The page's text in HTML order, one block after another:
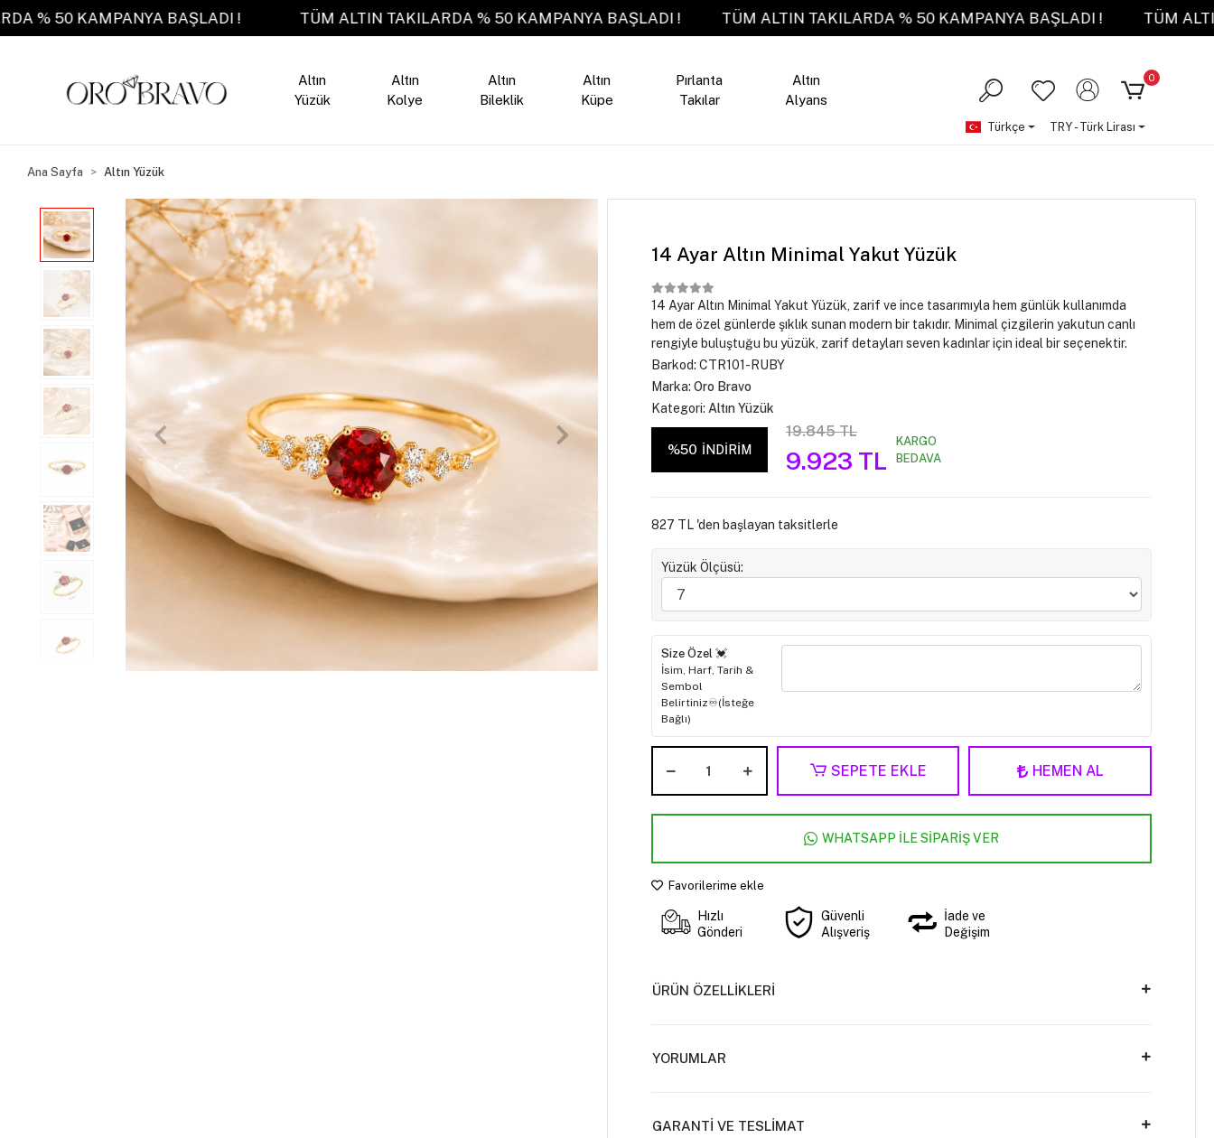
% 50 KAMPANYA BAŞLADI ! TÜM ALTIN TAKILARDA % 50 KAMPANYA BAŞLADI ! TÜM ALTIN TAKILARDA % 50 KAMPANYA BAŞLADI !
Altın
Yüzük
Altın
Kolye
Altın
Bileklik
Altın
Küpe
Pırlanta
Takılar
Altın
Alyans
0
Türkçe TRY - Türk Lirası
Ana Sayfa Altın Yüzük
14 Ayar Altın Minimal Yakut Yüzük
14 Ayar Altın Minimal Yakut Yüzük, zarif ve ince tasarımıyla hem günlük kullanımda
hem de özel günlerde şıklık sunan modern bir takıdır. Minimal çizgilerin yakutun canlı
rengiyle buluştuğu bu yüzük, zarif detayları seven kadınlar için ideal bir seçenektir.
Barkod: CTR101-RUBY
Marka: Oro Bravo
Kategori: Altın Yüzük
%50 İNDİRİM
19.845 TL
9.923 TL
KARGO
BEDAVA
827 TL 'den başlayan taksitlerle
Yüzük Ölçüsü:
Size Özel 💓
İsim, Harf, Tarih &
Sembol
Belirtiniz♾️(İsteğe
Bağlı)
SEPETE EKLE HEMEN AL
WHATSAPP İLE SİPARİŞ VER
Favorilerime ekle
Hızlı
Gönderi
Güvenli
Alışveriş
İade ve
Değişim
ÜRÜN ÖZELLİKLERİ
YORUMLAR
GARANTİ VE TESLİMAT